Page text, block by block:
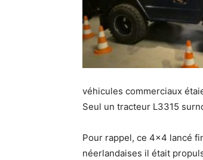
véhicules commerciaux
Seul un tracteur L3315
Pour rappel, ce 4×4 lancé
néerlandaises il était